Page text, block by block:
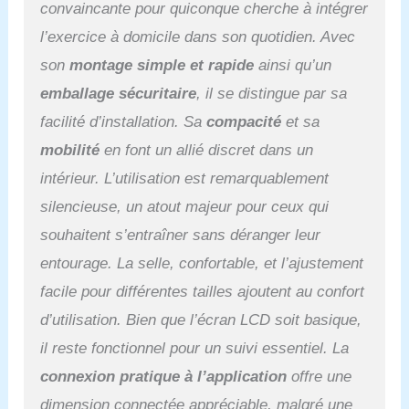
brûlées, etc. L'application
propose des séances
d'entraînement et des
compétitions variées ainsi
qu'un entraînement basé
sur les intérêts pour
combustion des graisses
et maintenir efficacement
Système de résistance
magnétique 0 à 100 % :
d'une résistance
magnétique et d'une
qui offre des
performances stables,
assure une conduite
silencieuse et fluide, n'est
pas facile à user et a une
convaincante pour quiconque cherche à intégrer
l’exercice à domicile dans son quotidien. Avec
sonmontage simple et rapide ainsi qu’un
emballage sécuritaire, il se distingue par sa
facilité d’installation. Sacompacité et sa
mobilité en font un allié discret dans un
intérieur. L’utilisation est remarquablement
silencieuse, un atout majeur pour ceux qui
souhaitent s’entraîner sans déranger leur
entourage. La selle, confortable, et l’ajustement
facile pour différentes tailles ajoutent au confort
d’utilisation. Bien que l’écran LCD soit basique,
il reste fonctionnel pour un suivi essentiel. La
connexion pratique à l’application offre une
dimension connectée appréciable, malgré une